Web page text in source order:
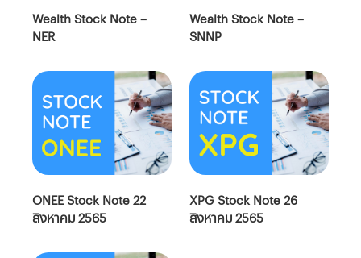
Wealth Stock Note –
NER
Wealth Stock Note –
SNNP
ONEE Stock Note 22
สิงหาคม 2565
XPG Stock Note 26
สิงหาคม 2565